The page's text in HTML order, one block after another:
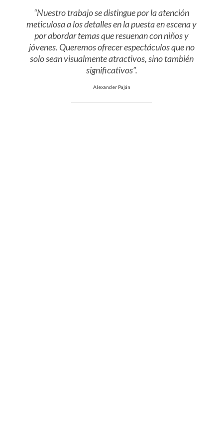
“Nuestro trabajo se distingue por la atención
meticulosa a los detalles en la puesta en escena y
por abordar temas que resuenan con niños y
jóvenes. Queremos ofrecer espectáculos que no
solo sean visualmente atractivos, sino también
significativos”.
Alexander Paján